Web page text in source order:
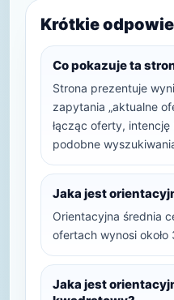
Krótkie
Co pokazuje ta
Strona prezentuje
zapytania „aktualne
łącząc oferty,
podobne
Jaka jest
Orientacyjna średnia
ofertach wynosi około
Jaka jest